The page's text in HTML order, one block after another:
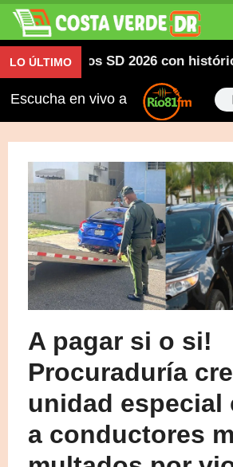
LO ÚLTIMO SD 2026 con
Escucha en vivo a
A pagar si o si!
Procuraduría
unidad especial
a conductores